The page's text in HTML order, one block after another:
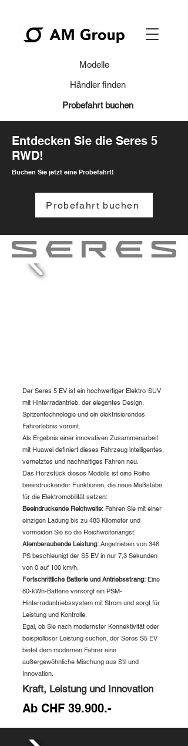
Modelle
Händler finden
Probefahrt buchen
Entdecken Sie die Seres 5
RWD!
Buchen Sie jetzt eine Probefahrt!
Probefahrt buchen
Der Seres 5 EV ist ein hochwertiger Elektro-SUV
mit Hinterradantrieb, der elegantes Design,
Spitzentechnologie und ein elektrisierendes
Fahrerlebnis vereint.
Als Ergebnis einer innovativen Zusammenarbeit
mit Huawei definiert dieses Fahrzeug intelligentes,
vernetztes und nachhaltiges Fahren neu.
Das Herzstück dieses Modells ist eine Reihe
beeindruckender Funktionen, die neue Maßstäbe
für die Elektromobilität setzen:
Beeindruckende Reichweite: Fahren Sie mit einer
einzigen Ladung bis zu 483 Kilometer und
vermeiden Sie so die Reichweitenangst.
Atemberaubende Leistung: Angetrieben von 346
PS beschleunigt der S5 EV in nur 7,3 Sekunden
von 0 auf 100 km/h.
Fortschrittliche Batterie und Antriebsstrang: Eine
80-kWh-Batterie versorgt ein PSM-
Hinterradantriebssystem mit Strom und sorgt für
Leistung und Kontrolle.
Egal, ob Sie nach modernster Konnektivität oder
beispielloser Leistung suchen, der Seres S5 EV
bietet dem modernen Fahrer eine
außergewöhnliche Mischung aus Stil und
Innovation.
Kraft, Leistung und Innovation
Ab CHF 39.900.-